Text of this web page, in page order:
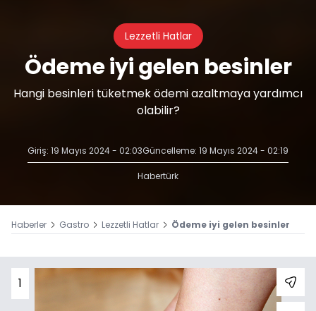
Lezzetli Hatlar
Ödeme iyi gelen besinler
Hangi besinleri tüketmek ödemi azaltmaya yardımcı
olabilir?
Giriş: 19 Mayıs 2024 - 02:03Güncelleme: 19 Mayıs 2024 - 02:19
Habertürk
Haberler Gastro Lezzetli Hatlar Ödeme iyi gelen besinler
1